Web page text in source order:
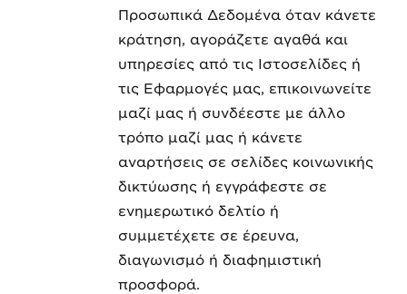
Προσωπικά Δεδομένα όταν κάνετε
κράτηση, αγοράζετε αγαθά και
υπηρεσίες από τις Ιστοσελίδες ή
τις Εφαρμογές μας, επικοινωνείτε
μαζί μας ή συνδέεστε με άλλο
τρόπο μαζί μας ή κάνετε
αναρτήσεις σε σελίδες κοινωνικής
δικτύωσης ή εγγράφεστε σε
ενημερωτικό δελτίο ή
συμμετέχετε σε έρευνα,
διαγωνισμό ή διαφημιστική
προσφορά.